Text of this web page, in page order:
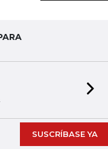
SUSCRÍBASE YA